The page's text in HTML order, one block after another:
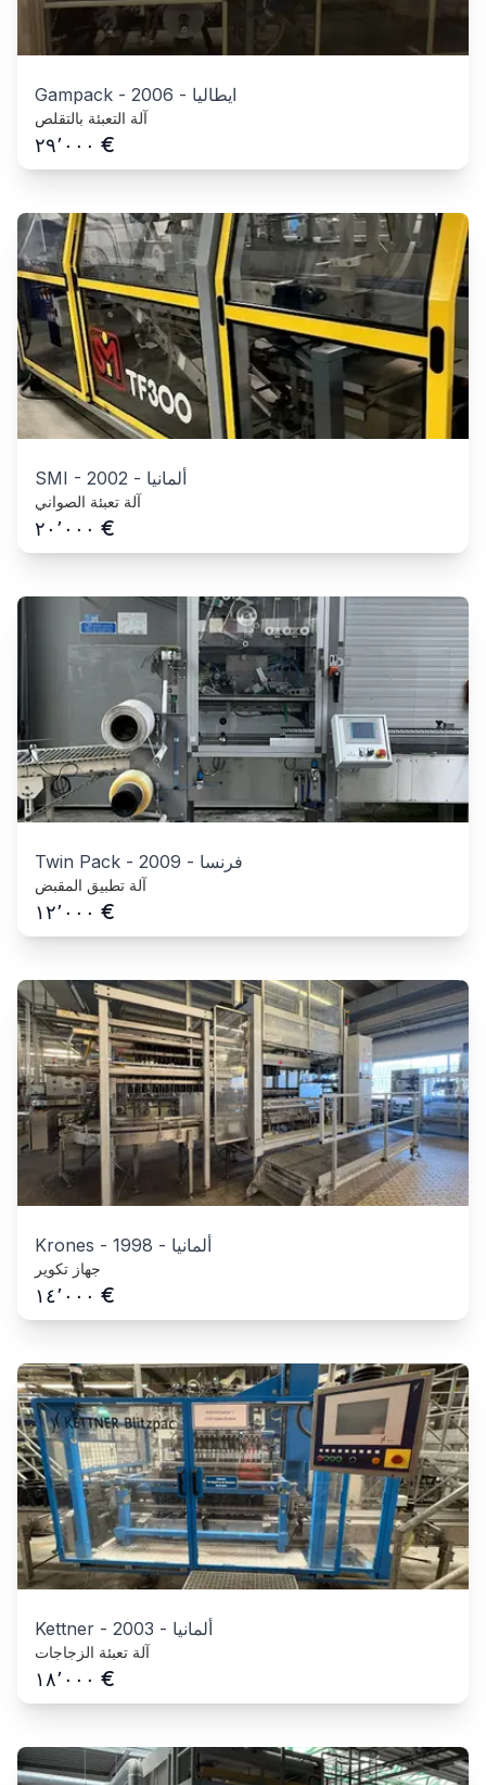
Gampack - 2006 - ايطاليا
آلة التعبئة بالتقلص
٢٩٬٠٠٠ €
SMI - 2002 - ألمانيا
آلة تعبئة الصواني
٢٠٬٠٠٠ €
Twin Pack - 2009 - فرنسا
آلة تطبيق المقبض
١٢٬٠٠٠ €
Krones - 1998 - ألمانيا
جهاز تكوير
١٤٬٠٠٠ €
Kettner - 2003 - ألمانيا
آلة تعبئة الزجاجات
١٨٬٠٠٠ €